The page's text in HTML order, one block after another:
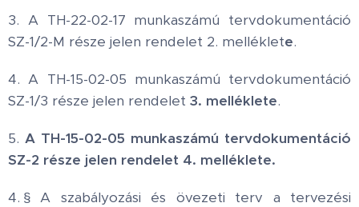
3. A TH-22-02-17 munkaszámú tervdokumentáció
SZ-1/2-M része jelen rendelet 2. melléklete.
4. A TH-15-02-05 munkaszámú tervdokumentáció
SZ-1/3 része jelen rendelet 3. melléklete.
5. A TH-15-02-05 munkaszámú tervdokumentáció
SZ-2 része jelen rendelet 4. melléklete.
4. § A szabályozási és övezeti terv a tervezési